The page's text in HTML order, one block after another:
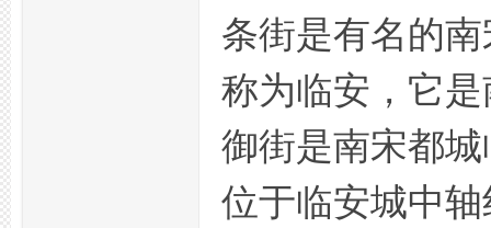
条街是有名的
称为临安，它
御街是南宋都
位于临安城中